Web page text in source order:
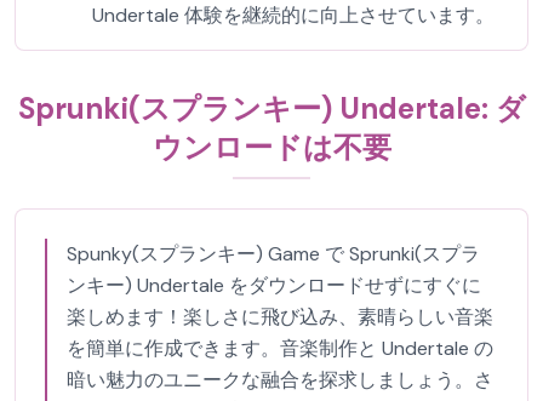
Undertale 体験を継続的に向上させています。
Sprunki(スプランキー) Undertale: ダ
ウンロードは不要
Spunky(スプランキー) Game で Sprunki(スプラ
ンキー) Undertale をダウンロードせずにすぐに
楽しめます！楽しさに飛び込み、素晴らしい音楽
を簡単に作成できます。音楽制作と Undertale の
暗い魅力のユニークな融合を探求しましょう。さ